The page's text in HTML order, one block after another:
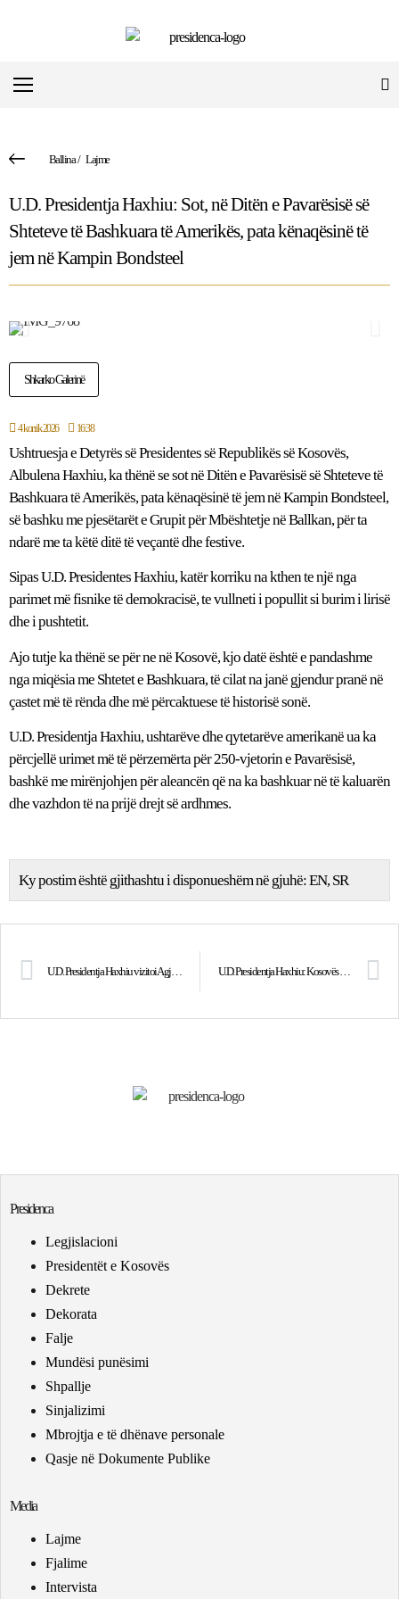
Ballina/ Lajme
U.D. Presidentja Haxhiu: Sot, në Ditën e Pavarësisë së
Shteteve të Bashkuara të Amerikës, pata kënaqësinë të
jem në Kampin Bondsteel
Shkarko Galerinë
4 korrik 2026 16:38
Ushtruesja e Detyrës së Presidentes së Republikës së Kosovës,
Albulena Haxhiu, ka thënë se sot në Ditën e Pavarësisë së Shteteve të
Bashkuara të Amerikës, pata kënaqësinë të jem në Kampin Bondsteel,
së bashku me pjesëtarët e Grupit për Mbështetje në Ballkan, për ta
ndarë me ta këtë ditë të veçantë dhe festive.
Sipas U.D. Presidentes Haxhiu, katër korriku na kthen te një nga
parimet më fisnike të demokracisë, te vullneti i popullit si burim i lirisë
dhe i pushtetit.
Ajo tutje ka thënë se për ne në Kosovë, kjo datë është e pandashme
nga miqësia me Shtetet e Bashkuara, të cilat na janë gjendur pranë në
çastet më të rënda dhe më përcaktuese të historisë sonë.
U.D. Presidentja Haxhiu, ushtarëve dhe qytetarëve amerikanë ua ka
përcjellë urimet më të përzemërta për 250-vjetorin e Pavarësisë,
bashkë me mirënjohjen për aleancën që na ka bashkuar në të kaluarën
dhe vazhdon të na prijë drejt së ardhmes.
Ky postim është gjithashtu i disponueshëm në gjuhë:EN SR
U.D. Presidentja Haxhiu vizitoi Agjencinë e Kosovës për Inteligjencë
Presidenca
Legjislacioni
Presidentët e Kosovës
Dekrete
Dekorata
Falje
Mundësi punësimi
Shpallje
Sinjalizimi
Mbrojtja e të dhënave personale
Qasje në Dokumente Publike
Media
Lajme
Fjalime
Intervista